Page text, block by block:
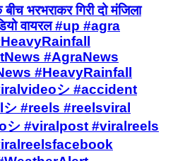
भरभराकर गिरी दो मंजिला
वायरल #up #agra
#AgraNews
#HeavyRainfall
シ #accident
#reels #reelsviral
シ #viralpost #viralreels